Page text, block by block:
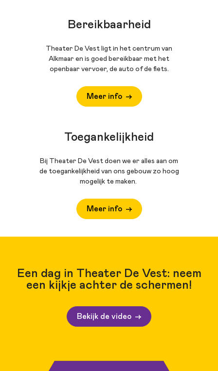
Bereikbaarheid
Theater De Vest ligt in het centrum van
Alkmaar en is goed bereikbaar met het
openbaar vervoer, de auto of de fiets.
Meer info
Toegankelijkheid
Bij Theater De Vest doen we er alles aan om
de toegankelijkheid van ons gebouw zo hoog
mogelijk te maken.
Meer info
Een dag in Theater De Vest: neem
een kijkje achter de schermen!
Bekijk de video